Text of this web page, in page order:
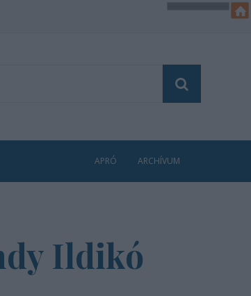
APRÓ ARCHÍVUM
Ildikó